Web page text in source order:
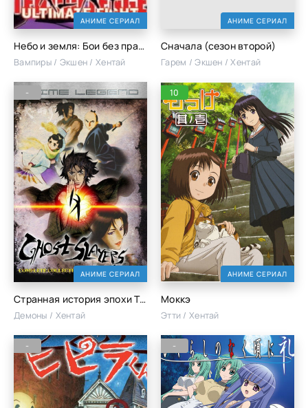
АНИМЕ СЕРИАЛ
Небо и земля: Бои без правил
Вампиры / Экшен / Хентай
АНИМЕ СЕРИАЛ
Сначала (сезон второй)
Гарем / Экшен / Хентай
АНИМЕ СЕРИАЛ
-
Странная история эпохи Тэмпо: Аякасиаяси
Демоны / Хентай
АНИМЕ СЕРИАЛ
10
Моккэ
Этти / Хентай
- -